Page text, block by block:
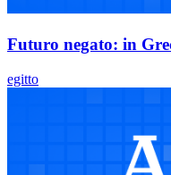
Futuro negato: in
egitto